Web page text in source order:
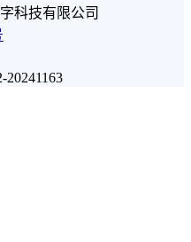
科技有限公司